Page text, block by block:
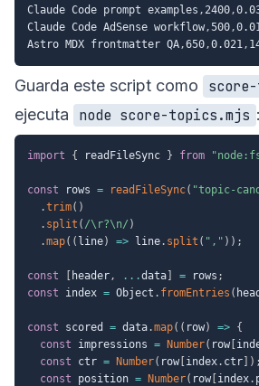
Claude Code prompt examples , 2400,
Claude Code AdSense workflow,500,
Astro MDX frontmatter QA,650,0.021,
Guarda este script como
ejecuta
node score-topics.mjs :
import { readFileSync } from
const rows = readFileSync( "topic-
.trim( )
. split ( /\r?\n/ )
.map( ( line) => line. split ( "," ) ) ;
const header, ...data = rows ;
const index = Object . fromEntries (
const scored = data.map( ( row) => {
const impressions = Number( row
const ctr = Number( row index. ctr ) ;
const position = Number( row index.